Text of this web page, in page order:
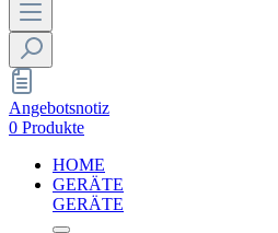
Angebotsnotiz
0 Produkte
HOME
GERÄTE
GERÄTE